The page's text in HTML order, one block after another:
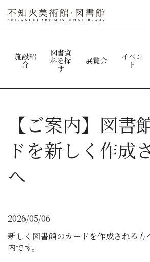
施設紹
介
図書資
料を探
す
展覧会
イベン
ト
【ご案内】図書
ドを新しく作成
へ
2026/05/06
新しく図書館のカードを作成される方
内です。